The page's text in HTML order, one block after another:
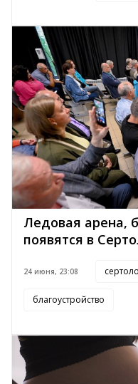
Ледовая арена,
появятся в
24 июня, 23:08
благоустройство